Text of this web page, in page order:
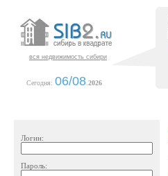
вся недвижимость сибири
Сегодня: 06/08 2026
Логин:
Пароль: